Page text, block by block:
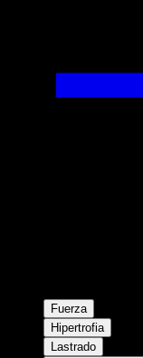
Fuerza
Hipertrofia
Lastrado